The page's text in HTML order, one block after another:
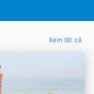
Xem tất cả